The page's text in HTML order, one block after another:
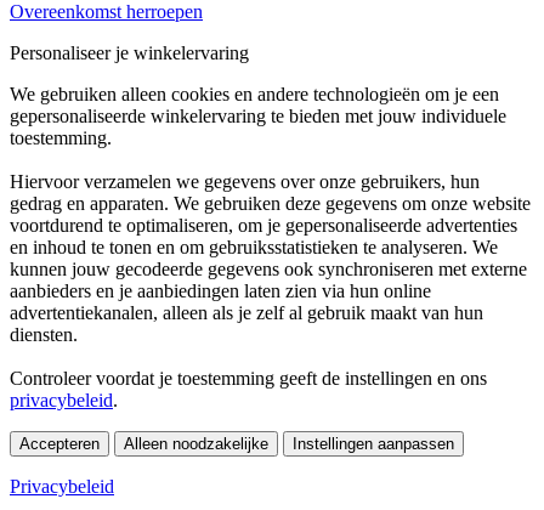
Overeenkomst herroepen
Personaliseer je winkelervaring
We gebruiken alleen cookies en andere technologieën om je een
gepersonaliseerde winkelervaring te bieden met jouw individuele
toestemming.
Hiervoor verzamelen we gegevens over onze gebruikers, hun
gedrag en apparaten. We gebruiken deze gegevens om onze website
voortdurend te optimaliseren, om je gepersonaliseerde advertenties
en inhoud te tonen en om gebruiksstatistieken te analyseren. We
kunnen jouw gecodeerde gegevens ook synchroniseren met externe
aanbieders en je aanbiedingen laten zien via hun online
advertentiekanalen, alleen als je zelf al gebruik maakt van hun
diensten.
Controleer voordat je toestemming geeft de instellingen en ons
privacybeleid.
Accepteren Alleen noodzakelijke Instellingen aanpassen
Privacybeleid